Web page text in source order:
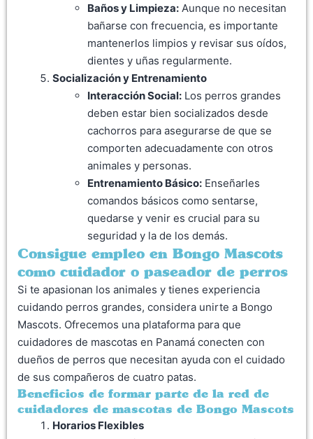
Baños y Limpieza: Aunque no necesitan
bañarse con frecuencia, es importante
mantenerlos limpios y revisar sus oídos,
dientes y uñas regularmente.
Socialización y Entrenamiento
Interacción Social: Los perros grandes
deben estar bien socializados desde
cachorros para asegurarse de que se
comporten adecuadamente con otros
animales y personas.
Entrenamiento Básico: Enseñarles
comandos básicos como sentarse,
quedarse y venir es crucial para su
seguridad y la de los demás.
Consigue empleo en Bongo Mascots
como cuidador o paseador de perros
Si te apasionan los animales y tienes experiencia
cuidando perros grandes, considera unirte a Bongo
Mascots. Ofrecemos una plataforma para que
cuidadores de mascotas en Panamá conecten con
dueños de perros que necesitan ayuda con el cuidado
de sus compañeros de cuatro patas.
Beneficios de formar parte de la red de
cuidadores de mascotas de Bongo Mascots
Horarios Flexibles